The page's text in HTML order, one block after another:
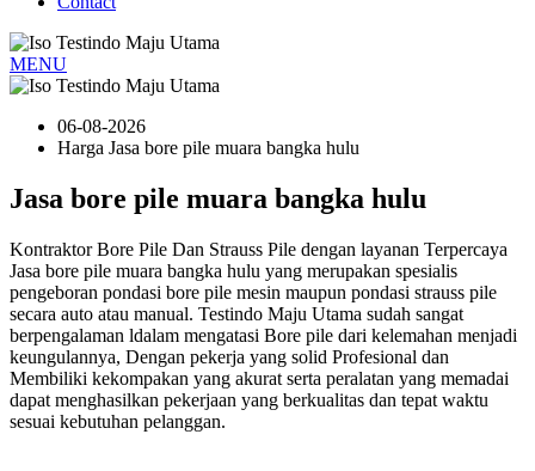
MENU
06-08-2026
Harga Jasa bore pile muara bangka hulu
Jasa bore pile muara bangka hulu
Kontraktor Bore Pile Dan Strauss Pile dengan layanan Terpercaya
Jasa bore pile muara bangka hulu yang merupakan spesialis
pengeboran pondasi bore pile mesin maupun pondasi strauss pile
secara auto atau manual. Testindo Maju Utama sudah sangat
berpengalaman ldalam mengatasi Bore pile dari kelemahan menjadi
keungulannya, Dengan pekerja yang solid Profesional dan
Membiliki kekompakan yang akurat serta peralatan yang memadai
dapat menghasilkan pekerjaan yang berkualitas dan tepat waktu
sesuai kebutuhan pelanggan.